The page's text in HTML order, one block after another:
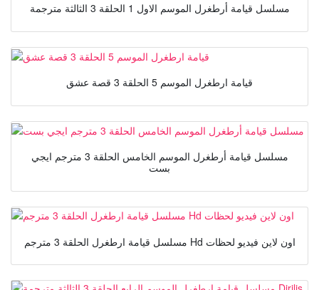
مسلسل قيامة أرطغرل الموسم الاول 1 الحلقة 3 الثالثة مترجمة
قيامة ارطغرل الموسم 5 الحلقة 3 قصة عشق
مسلسل قيامة أرطغرل الموسم الخامس الحلقة 3 مترجم ايجي
بست
مسلسل قيامة ارطغرل الحلقة 3 مترجم Hd اون لاين فيديو لحظات